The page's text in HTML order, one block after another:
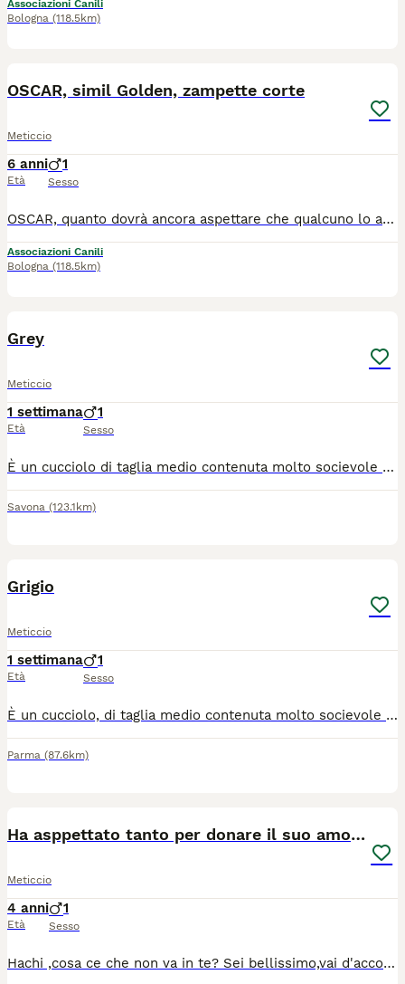
Associazioni Canili
Bologna (118.5km)
OSCAR, simil Golden, zampette corte
Meticcio
6 anni
Età
1
Sesso
OSCAR, quanto dovrà ancora aspettare che qualcuno lo accolga con se? E' bello, dolce e simpatico, simile ad un Golden Retriever, ma con le zampotte corte, che insieme ai suoi circa 28 chili di peso e al suo bel carattere, lo rendono davvero adorabile, ha 7 anni circa, tenero e dolce come pochi, molto affettuoso, e socievole con le persone, un cane buono che saprà donare tanto amore a chi le aprirà le porte di casa. Ama giocare e cerca sempre il contatto umano, e le coccole. Oscar sta in rifugio e soffre molto il box. Non va d'accordo con cani maschi e con gatti. Sì invece con le femmine. E' sano, negativo malattie mediterranee, sterilizzato e vaccinato. Chiedete di Oscar, tramite messaggio Whatsapp ad Alessandra 3926279483. Dopo controlli preaffido arriva da Palermo in tutto il Centro Nord. Non facciamolo restare in rifugio.
Associazioni Canili
Bologna (118.5km)
Grey
Meticcio
1 settimana
Età
1
Sesso
È un cucciolo di taglia medio contenuta molto socievole con gli altri cani ed affettuoso con le persone, ma avrà bisogno di educazione e socialità e tempo a disposizione da dedicare a lui. Si trova in provincia di Salerno, ma può raggiungere anche il centro qNord. Se interessati lasciate un messaggio di presentazione con età tipologia di abitazione tempo dedicare i cani specificando se il cane sta dentro oppure fuori.
Savona (123.1km)
Grigio
Meticcio
1 settimana
Età
1
Sesso
È un cucciolo, di taglia medio contenuta molto socievole con gli altri cani ed affettuoso con le persone, ma avrà bisogno di educazione e socialità e tempo a disposizione da dedicare a lui. Si trova in provincia di Salerno, ma può raggiungere anche il centro qNord. Se interessati lasciate un messaggio di presentazione con età tipologia di abitazione tempo dedicare i cani specificando se il cane sta dentro oppure fuori.
Parma (87.6km)
Ha asppettato tanto per donare il suo amore puro
Meticcio
4 anni
Età
1
Sesso
Hachi ,cosa ce che non va in te? Sei bellissimo,vai d'accordo con tutti,sei castrato,vaccinato,sano. Mai una richiesta,da due anni sei in Italia,avevi due anni e ora ne hai 4,hai tanto bisogno di una casa ,di una famiglia. Hachi 4 anni. Castrato,vaccinato,sano. Taglia media. Va d'accordo con maschi e femmine. Ama il contatto umano,bellisimo, dolcissimo, ubbidiente,giocherellone. Insomma cane meraviglioso. Si trova a Savona.